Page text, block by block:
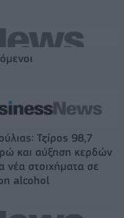
Τζίρος 98,7
και αύξηση κερδών
νέα στοιχήματα σε
alcohol